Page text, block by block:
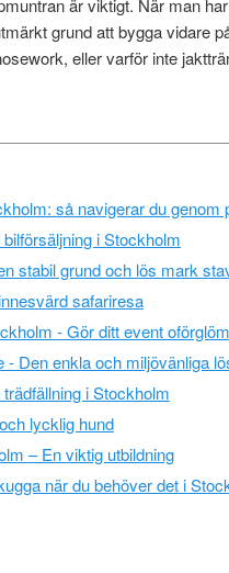
är viktigt. När man
grund att bygga vidare
eller varför inte
så navigerar du genom
i Stockholm
stabil grund och lös mark
safariresa
- Gör ditt event
- Den enkla och miljövänliga
i Stockholm
lycklig hund
– En viktig utbildning
när du behöver det i